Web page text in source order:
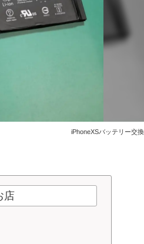
iPhoneXSバッテリー交換
店